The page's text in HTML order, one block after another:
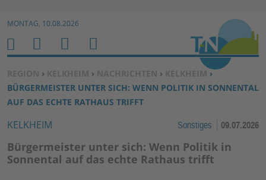
Zum Inhalt springen ↓
MONTAG, 10.08.2026
SIE BEFINDEN SICH HIER:
REGION › KELKHEIM › NACHRICHTEN › KELKHEIM ›
BÜRGERMEISTER UNTER SICH: WENN POLITIK IN SONNENTAL
AUF DAS ECHTE RATHAUS TRIFFT
KELKHEIM Sonstiges 09.07.2026
Bürgermeister unter sich: Wenn Politik in
Sonnental auf das echte Rathaus trifft
H
O
M
E
M
E
N
U
S
U
C
H
B
E
N
U
E
R